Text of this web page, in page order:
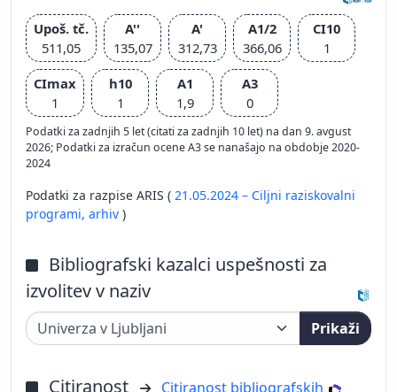
Upoš. tč.
511,05
A''
135,07
A'
312,73
A1/2
366,06
CI10
1
CImax
1
h10
1
A1
1,9
A3
0
Podatki za zadnjih 5 let (citati za zadnjih 10 let) na dan 9. avgust
2026; Podatki za izračun ocene A3 se nanašajo na obdobje 2020-
2024
Podatki za razpise ARIS ( 21.05.2024 – Ciljni raziskovalni
programi, arhiv )
Bibliografski kazalci uspešnosti za
izvolitev v naziv
Prikaži
Citiranost
Citiranost bibliografskih